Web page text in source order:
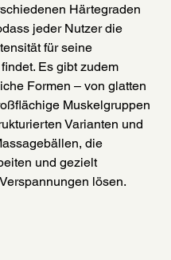
Härtegraden
jeder Nutzer die
für seine
Es gibt zudem
Formen – von glatten
Muskelgruppen
Varianten und
die
und gezielt
lösen.